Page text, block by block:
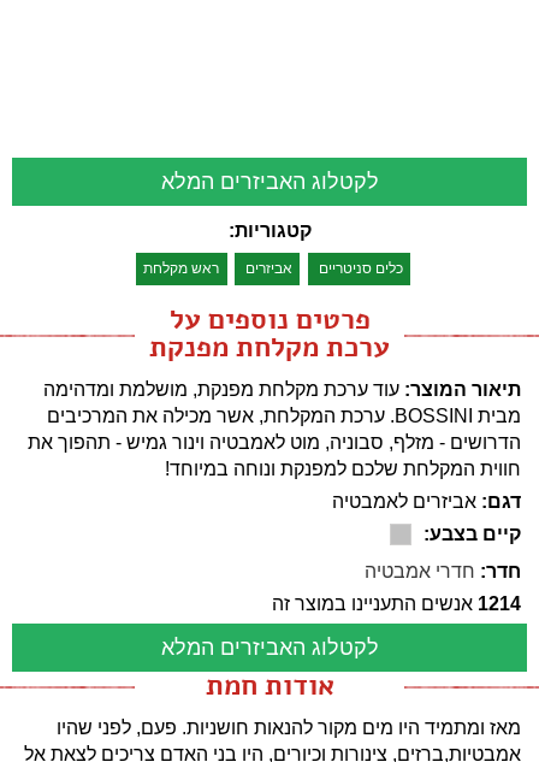
לקטלוג האביזרים המלא
קטגוריות:
כלים סניטריים אביזרים ראש מקלחת
פרטים נוספים על
ערכת מקלחת מפנקת
תיאור המוצר: עוד ערכת מקלחת מפנקת, מושלמת ומדהימה
מבית BOSSINI. ערכת המקלחת, אשר מכילה את המרכיבים
הדרושים - מזלף, סבוניה, מוט לאמבטיה וינור גמיש - תהפוך את
חווית המקלחת שלכם למפנקת ונוחה במיוחד!
דגם: אביזרים לאמבטיה
קיים בצבע:
חדר: חדרי אמבטיה
1214 אנשים התעניינו במוצר זה
לקטלוג האביזרים המלא
אודות חמת
מאז ומתמיד היו מים מקור להנאות חושניות. פעם, לפני שהיו
אמבטיות,ברזים, צינורות וכיורים, היו בני האדם צריכים לצאת אל